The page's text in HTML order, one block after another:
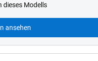
dieses Modells
ansehen